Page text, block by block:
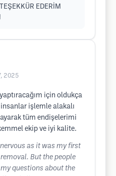
EDERİM
2025
için oldukça
işlemle alakalı
tüm endişelerimi
ekip ve iyi kalite.
as it was my first
But the people
questions about the